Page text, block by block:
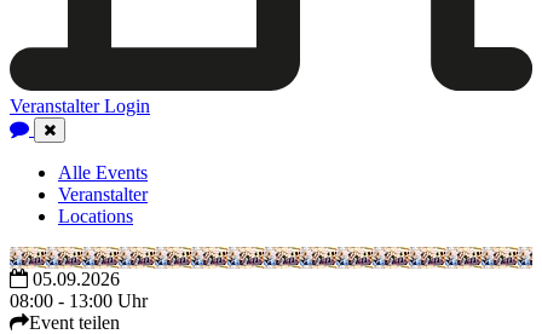
Veranstalter Login
Close
Navigation
Alle Events
Veranstalter
Locations
05.09.2026
08:00 - 13:00 Uhr
Event teilen